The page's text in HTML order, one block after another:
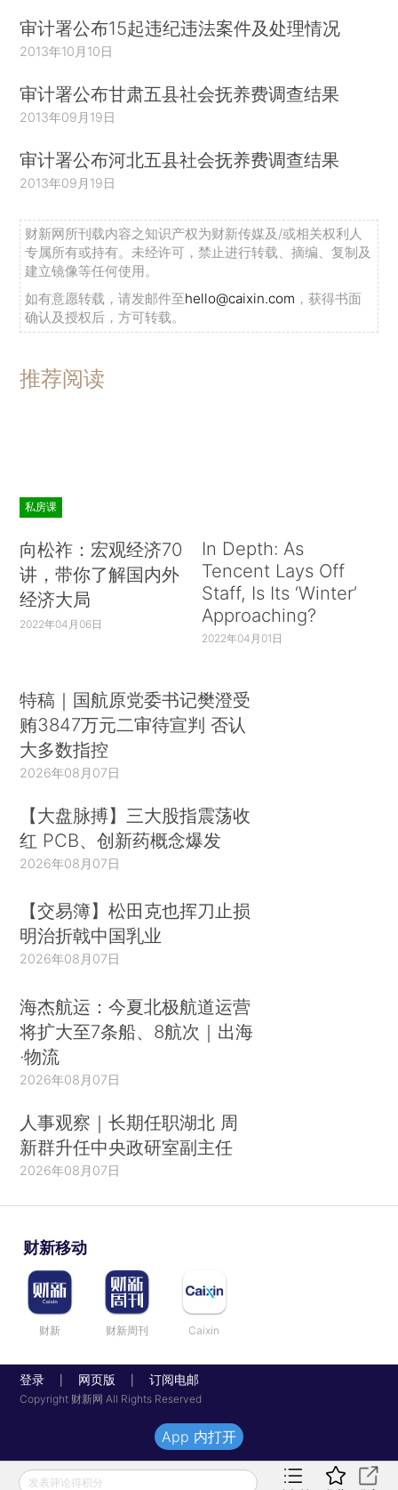
审计署公布15起违纪违法案件及处理情况
2013年10月10日
审计署公布甘肃五县社会抚养费调查结果
2013年09月19日
审计署公布河北五县社会抚养费调查结果
2013年09月19日
财新网所刊载内容之知识产权为财新传媒及/或相关权利人
专属所有或持有。未经许可，禁止进行转载、摘编、复制及
建立镜像等任何使用。
如有意愿转载，请发邮件至hello@caixin.com ，获得书面
确认及授权后，方可转载。
推荐阅读
私房课
向松祚：宏观经济70
讲，带你了解国内外
经济大局
2022年04月06日
In Depth: As
Tencent Lays Off
Staff, Is Its ‘Winter’
Approaching?
2022年04月01日
特稿｜国航原党委书记樊澄受
贿3847万元二审待宣判 否认
大多数指控
2026年08月07日
【大盘脉搏】三大股指震荡收
红 PCB、创新药概念爆发
2026年08月07日
【交易簿】松田克也挥刀止损
明治折戟中国乳业
2026年08月07日
海杰航运：今夏北极航道运营
将扩大至7条船、8航次｜出海
·物流
2026年08月07日
人事观察｜长期任职湖北 周
新群升任中央政研室副主任
2026年08月07日
财新移动
财新 财新周刊 Caixin
登录 网页版 订阅电邮
Copyright 财新网 All Rights Reserved
发表评论得积分
App 内打开